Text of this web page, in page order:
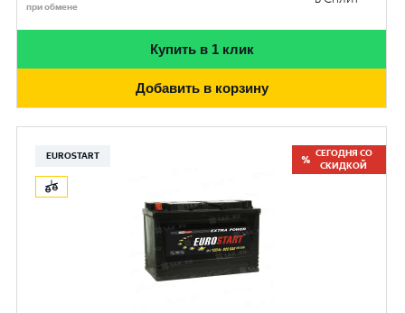
при обмене
Купить в 1 клик
Добавить в корзину
EUROSTART
СЕГОДНЯ СО
СКИДКОЙ